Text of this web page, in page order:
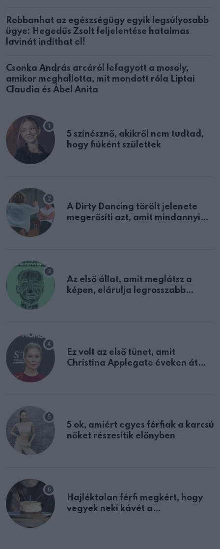
Robbanhat az egészségügy egyik legsúlyosabb
ügye: Hegedűs Zsolt feljelentése hatalmas
lavinát indíthat el!
Csonka András arcáról lefagyott a mosoly,
amikor meghallotta, mit mondott róla Liptai
Claudia és Ábel Anita
5 színésznő, akikről nem tudtad,
hogy fiúként születtek
A Dirty Dancing törölt jelenete
megerősíti azt, amit mindannyian
Az első állat, amit meglátsz a
képen, elárulja legrosszabb
Ez volt az első tünet, amit
Christina Applegate éveken át
5 ok, amiért egyes férfiak a karcsú
nőket részesítik előnyben
Hajléktalan férfi megkért, hogy
vegyek neki kávét a